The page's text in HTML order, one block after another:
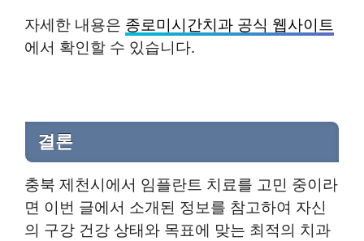
자세한 내용은 종로미시간치과 공식 웹사이트
에서 확인할 수 있습니다.
결론
충북 제천시에서 임플란트 치료를 고민 중이라
면 이번 글에서 소개된 정보를 참고하여 자신
의 구강 건강 상태와 목표에 맞는 최적의 치과